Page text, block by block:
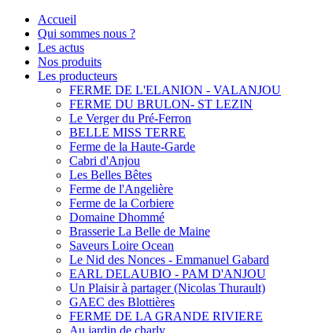
Accueil
Qui sommes nous ?
Les actus
Nos produits
Les producteurs
FERME DE L'ELANION - VALANJOU
FERME DU BRULON- ST LEZIN
Le Verger du Pré-Ferron
BELLE MISS TERRE
Ferme de la Haute-Garde
Cabri d'Anjou
Les Belles Bêtes
Ferme de l'Angelière
Ferme de la Corbiere
Domaine Dhommé
Brasserie La Belle de Maine
Saveurs Loire Ocean
Le Nid des Nonces - Emmanuel Gabard
EARL DELAUBIO - PAM D'ANJOU
Un Plaisir à partager (Nicolas Thurault)
GAEC des Blottières
FERME DE LA GRANDE RIVIERE
Au jardin de charly